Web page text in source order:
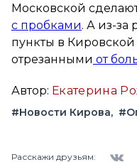
Московской
с пробками. А из-за
пункты в Кировской
отрезанными от
Автор: Екатерина
#Новости Кирова
Расскажи друзьям: